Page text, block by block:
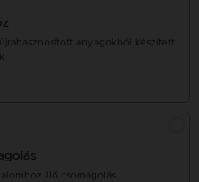
anyagokból készített
illő csomagolás.